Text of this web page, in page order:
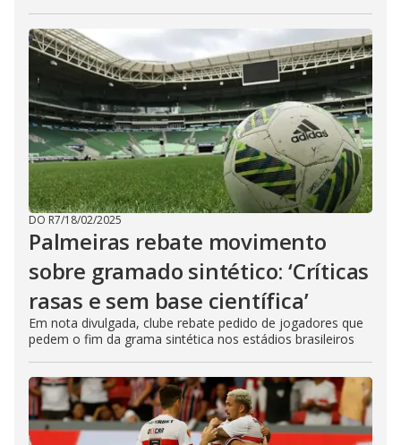
DO R7/18/02/2025
Palmeiras rebate movimento
sobre gramado sintético: ‘Críticas
rasas e sem base científica’
Em nota divulgada, clube rebate pedido de jogadores que
pedem o fim da grama sintética nos estádios brasileiros